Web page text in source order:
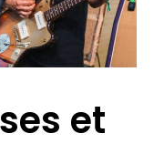
et